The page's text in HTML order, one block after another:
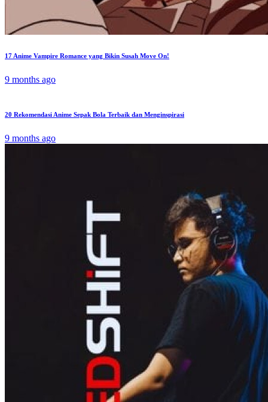
17 Anime Vampire Romance yang Bikin Susah Move On!
9 months ago
20 Rekomendasi Anime Sepak Bola Terbaik dan Menginspirasi
9 months ago